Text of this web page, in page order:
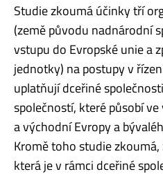
Studie zkoumá účinky tří
(země původu nadnárodní
vstupu do Evropské unie a
jednotky) na postupy v
uplatňují dceřiné
společností, které působí
a východní Evropy a
Kromě toho studie
která je v rámci dceřiné